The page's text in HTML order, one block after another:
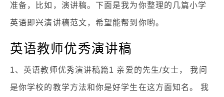
准备，比如，演讲稿。下面是我为你整理的几篇小学
英语即兴演讲稿范文，希望能帮到你哟。
英语教师优秀演讲稿
1、英语教师优秀演讲稿篇1 亲爱的先生/女士， 我问
是你学校的教学方法和你是好学生在这方面知名。 我